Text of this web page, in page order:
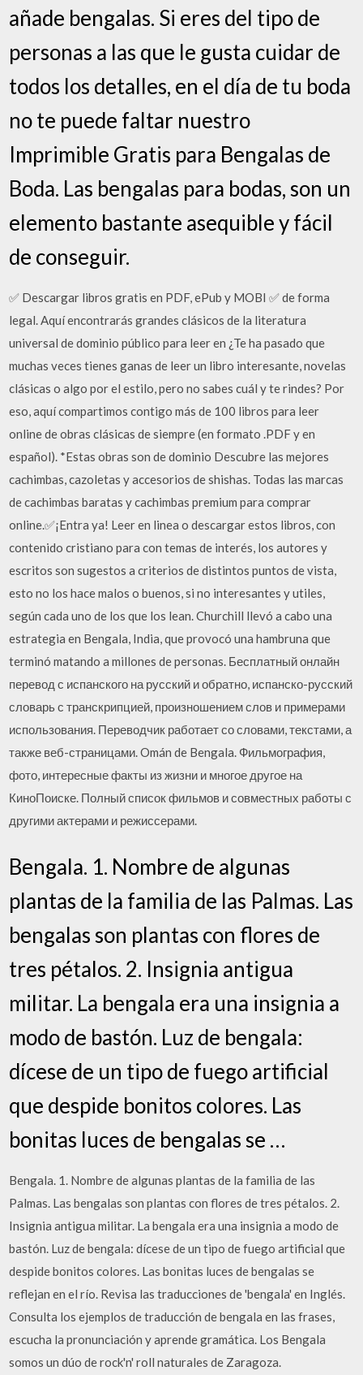
añade bengalas. Si eres del tipo de
personas a las que le gusta cuidar de
todos los detalles, en el día de tu boda
no te puede faltar nuestro
Imprimible Gratis para Bengalas de
Boda. Las bengalas para bodas, son un
elemento bastante asequible y fácil
de conseguir.
✅ Descargar libros gratis en PDF, ePub y MOBI ✅ de forma
legal. Aquí encontrarás grandes clásicos de la literatura
universal de dominio público para leer en ¿Te ha pasado que
muchas veces tienes ganas de leer un libro interesante, novelas
clásicas o algo por el estilo, pero no sabes cuál y te rindes? Por
eso, aquí compartimos contigo más de 100 libros para leer
online de obras clásicas de siempre (en formato .PDF y en
español). *Estas obras son de dominio Descubre las mejores
cachimbas, cazoletas y accesorios de shishas. Todas las marcas
de cachimbas baratas y cachimbas premium para comprar
online.✅¡Entra ya! Leer en linea o descargar estos libros, con
contenido cristiano para con temas de interés, los autores y
escritos son sugestos a criterios de distintos puntos de vista,
esto no los hace malos o buenos, si no interesantes y utiles,
según cada uno de los que los lean. Churchill llevó a cabo una
estrategia en Bengala, India, que provocó una hambruna que
terminó matando a millones de personas. Бесплатный онлайн
перевод с испанского на русский и обратно, испанско-русский
словарь с транскрипцией, произношением слов и примерами
использования. Переводчик работает со словами, текстами, а
также веб-страницами. Omán de Bengala. Фильмография,
фото, интересные факты из жизни и многое другое на
КиноПоиске. Полный список фильмов и совместных работы с
другими актерами и режиссерами.
Bengala. 1. Nombre de algunas
plantas de la familia de las Palmas. Las
bengalas son plantas con flores de
tres pétalos. 2. Insignia antigua
militar. La bengala era una insignia a
modo de bastón. Luz de bengala:
dícese de un tipo de fuego artificial
que despide bonitos colores. Las
bonitas luces de bengalas se …
Bengala. 1. Nombre de algunas plantas de la familia de las
Palmas. Las bengalas son plantas con flores de tres pétalos. 2.
Insignia antigua militar. La bengala era una insignia a modo de
bastón. Luz de bengala: dícese de un tipo de fuego artificial que
despide bonitos colores. Las bonitas luces de bengalas se
reflejan en el río. Revisa las traducciones de 'bengala' en Inglés.
Consulta los ejemplos de traducción de bengala en las frases,
escucha la pronunciación y aprende gramática. Los Bengala
somos un dúo de rock'n' roll naturales de Zaragoza.